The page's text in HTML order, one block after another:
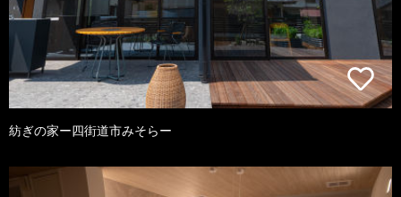
紡ぎの家ー四街道市みそらー